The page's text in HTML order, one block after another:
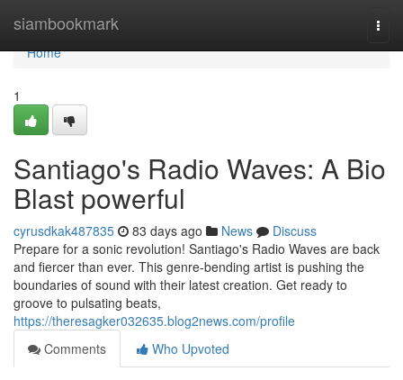
siambookmark
Home
Home
1
Santiago's Radio Waves: A Bio
Blast powerful
cyrusdkak487835 83 days ago News
Discuss
Prepare for a sonic revolution! Santiago's Radio Waves are back
and fiercer than ever. This genre-bending artist is pushing the
boundaries of sound with their latest creation. Get ready to
groove to pulsating beats,
https://theresagker032635.blog2news.com/profile
Comments
Who Upvoted